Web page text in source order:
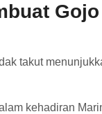
takut
kehadiran